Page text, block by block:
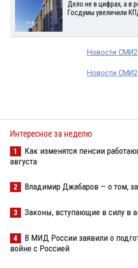
Дело не в цифрах, а в
Госдумы увеличили
Новости СМИ2
Новости СМИ2
Интересное за неделю
1
Как изменятся пенсии
августа
2 Владимир Джабаров — о том,
3 Законы, вступающие в силу в
4
В МИД России заявили о
войне с Россией